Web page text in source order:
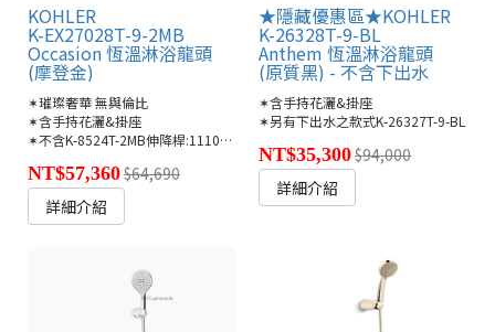
KOHLER
K-EX27028T-9-2MB
Occasion 恆溫淋浴龍頭
(摩登金)
✶璀璨奢華 無與倫比
✶含手持花灑&掛座
✶不含K-8524T-2MB伸降桿:11100元,需另購
NT$57,360$64,690
詳細介紹
★隱藏優惠區★KOHLER
K-26328T-9-BL
Anthem 恆溫淋浴龍頭
(原質黑) - 不含下出水
✶含手持花灑&掛座
✶另有下出水之款式K-26327T-9-BL
NT$35,300$94,000
詳細介紹